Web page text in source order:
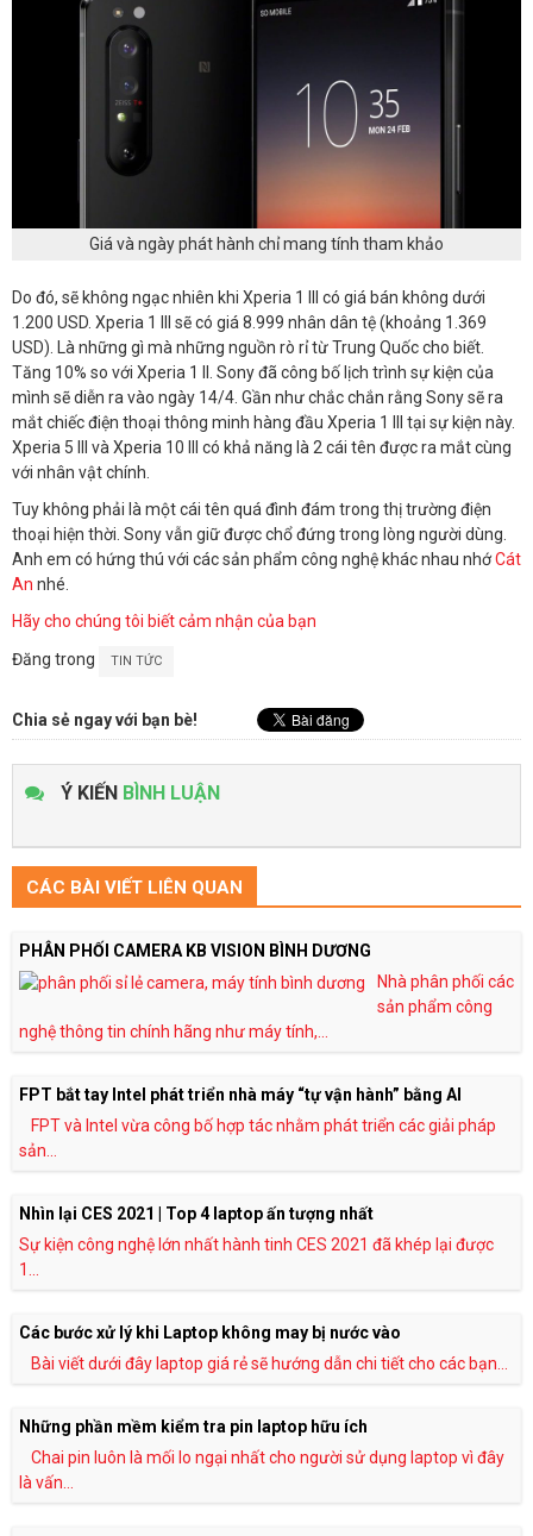
Giá và ngày phát hành chỉ mang tính tham khảo
Do đó, sẽ không ngạc nhiên khi Xperia 1 III có giá bán không dưới
1.200 USD. Xperia 1 III sẽ có giá 8.999 nhân dân tệ (khoảng 1.369
USD). Là những gì mà những nguồn rò rỉ từ Trung Quốc cho biết.
Tăng 10% so với Xperia 1 II. Sony đã công bố lịch trình sự kiện của
mình sẽ diễn ra vào ngày 14/4. Gần như chắc chắn rằng Sony sẽ ra
mắt chiếc điện thoại thông minh hàng đầu Xperia 1 III tại sự kiện này.
Xperia 5 III và Xperia 10 III có khả năng là 2 cái tên được ra mắt cùng
với nhân vật chính.
Tuy không phải là một cái tên quá đình đám trong thị trường điện
thoại hiện thời. Sony vẫn giữ được chổ đứng trong lòng người dùng.
Anh em có hứng thú với các sản phẩm công nghệ khác nhau nhớCát
An nhé.
Hãy cho chúng tôi biết cảm nhận của bạn
Đăng trong
TIN TỨC
Chia sẻ ngay với bạn bè!
Ý KIẾN BÌNH LUẬN
CÁC BÀI VIẾT LIÊN QUAN
PHÂN PHỐI CAMERA KB VISION BÌNH DƯƠNG
Nhà phân phối các
sản phẩm công
nghệ thông tin chính hãng như máy tính,...
FPT bắt tay Intel phát triển nhà máy “tự vận hành” bằng AI
FPT và Intel vừa công bố hợp tác nhằm phát triển các giải pháp
sản...
Nhìn lại CES 2021 | Top 4 laptop ấn tượng nhất
Sự kiện công nghệ lớn nhất hành tinh CES 2021 đã khép lại được
1...
Các bước xử lý khi Laptop không may bị nước vào
Bài viết dưới đây laptop giá rẻ sẽ hướng dẫn chi tiết cho các bạn...
Những phần mềm kiểm tra pin laptop hữu ích
Chai pin luôn là mối lo ngại nhất cho người sử dụng laptop vì đây
là vấn...